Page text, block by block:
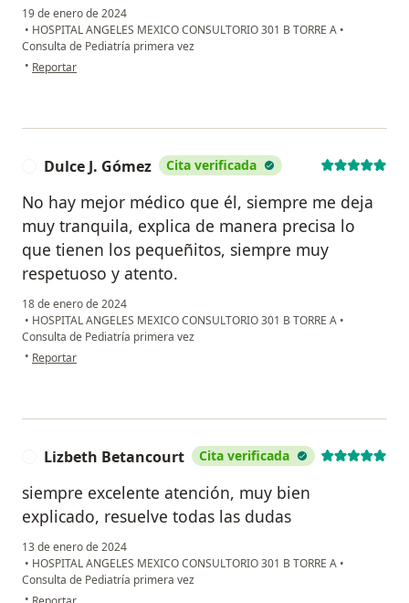
19 de enero de 2024
• HOSPITAL ANGELES MEXICO CONSULTORIO 301 B TORRE A •
Consulta de Pediatría primera vez
• en opinión del usuario Elisa
Reportar
Dulce J. Gómez Cita verificada
No hay mejor médico que él, siempre me deja
muy tranquila, explica de manera precisa lo
que tienen los pequeñitos, siempre muy
respetuoso y atento.
18 de enero de 2024
• HOSPITAL ANGELES MEXICO CONSULTORIO 301 B TORRE A •
Consulta de Pediatría primera vez
• en opinión del usuario Dulce J. Gómez
Reportar
Lizbeth Betancourt Cita verificada
siempre excelente atención, muy bien
explicado, resuelve todas las dudas
13 de enero de 2024
• HOSPITAL ANGELES MEXICO CONSULTORIO 301 B TORRE A •
Consulta de Pediatría primera vez
• en opinión del usuario Lizbeth Betancourt